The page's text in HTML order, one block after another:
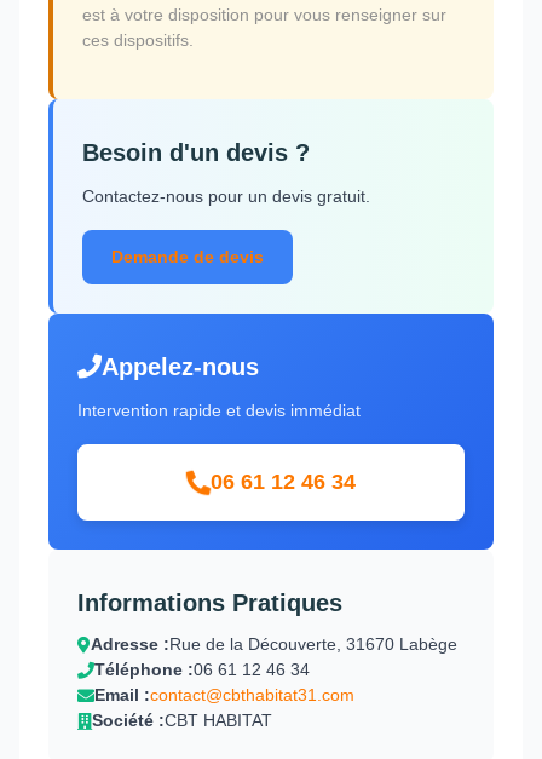
est à votre disposition pour vous renseigner sur
ces dispositifs.
Besoin d'un devis ?
Contactez-nous pour un devis gratuit.
Demande de devis
Appelez-nous
Intervention rapide et devis immédiat
06 61 12 46 34
Informations Pratiques
Adresse :Rue de la Découverte, 31670 Labège
Téléphone :06 61 12 46 34
Email :contact@cbthabitat31.com
Société :CBT HABITAT